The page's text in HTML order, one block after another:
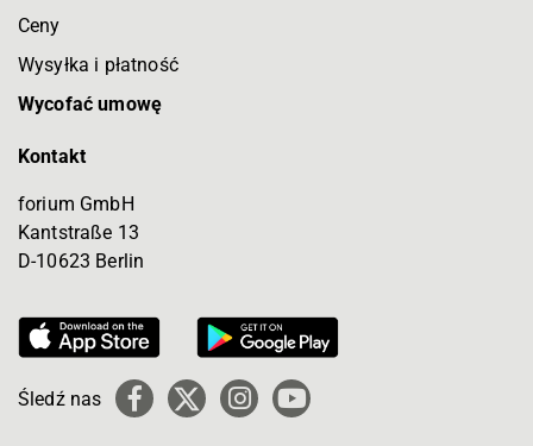
Ceny
Wysyłka i płatność
Wycofać umowę
Kontakt
forium GmbH
Kantstraße 13
D-10623 Berlin
Śledź nas Facebook
X
Instagram